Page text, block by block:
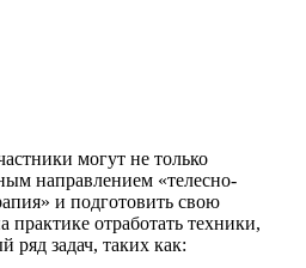
могут не только
направлением «телесно-
и подготовить свою
практике отработать техники,
задач, таких как: